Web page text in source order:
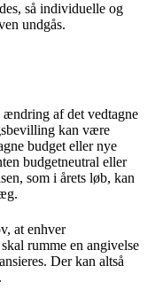
så individuelle og
undgås.
af det vedtagne
kan være
budget eller nye
budgetneutral eller
som i årets løb, kan
at enhver
rumme en angivelse
Der kan altså